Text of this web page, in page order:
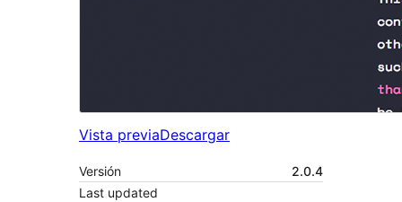
Vista previaDescargar
Versión
2.0.4
Last updated